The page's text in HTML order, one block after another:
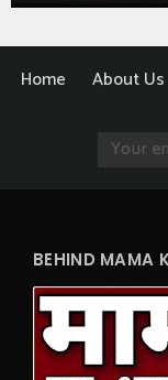
Home About Us
BEHIND MAMA